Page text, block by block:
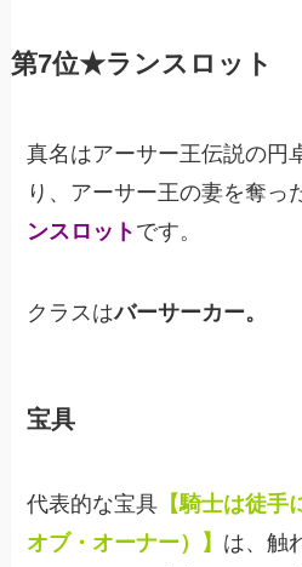
第7位★ランスロット
真名はアーサー王伝説の円
り、アーサー王の妻を奪っ
ンスロット です。
クラスはバーサーカー。
宝具
代表的な宝具 【騎士は徒手
オブ・オーナー）】 は、触